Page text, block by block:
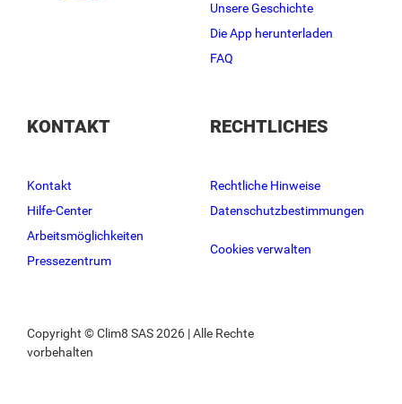
Unsere Geschichte
Die App herunterladen
FAQ
KONTAKT
Kontakt
Hilfe-Center
Arbeitsmöglichkeiten
Pressezentrum
RECHTLICHES
Rechtliche Hinweise
Datenschutzbestimmungen
Cookies verwalten
Copyright © Clim8 SAS 2026 | Alle Rechte
vorbehalten